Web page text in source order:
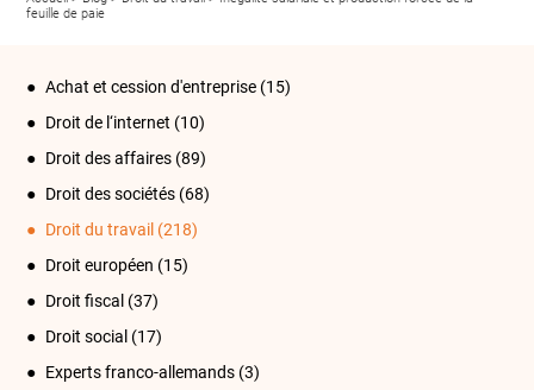
feuille de paie
Achat et cession d'entreprise (15)
Droit de l‘internet (10)
Droit des affaires (89)
Droit des sociétés (68)
Droit du travail (218)
Droit européen (15)
Droit fiscal (37)
Droit social (17)
Experts franco-allemands (3)